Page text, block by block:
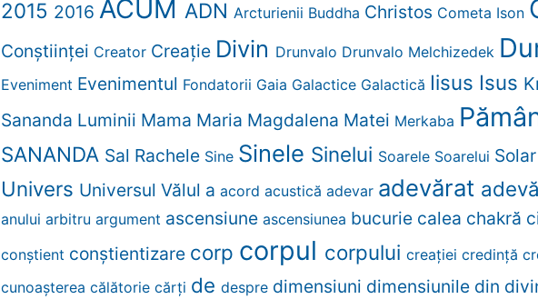
2015 2016ACUMADN Arcturienii Buddha Christos Cometa Ison
Conștiinței Creator Creaţie Divin Drunvalo Drunvalo Melchizedek
Eveniment Evenimentul Fondatorii Gaia Galactice Galactică Iisus Isus
Sananda Luminii Mama Maria Magdalena Matei Merkaba
SANANDA Sal Rachele Sine Sinele Sinelui Soarele Soarelui Solar
Univers UniversulVălul aacordacusticăadevar adevărat
anuluiarbitruargument ascensiuneascensiunea bucurie calea chakră
conştient conştientizare corp corpul corpuluicreațieicredinţă
cunoaştereacălătoriecărţi dedespre dimensiuni dimensiunile din